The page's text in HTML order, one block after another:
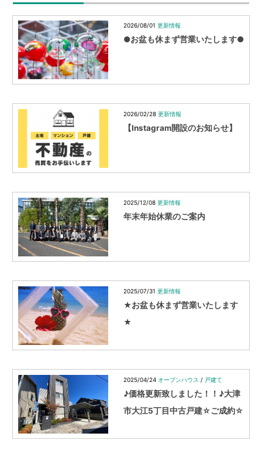
ョ
ン
2026/08/01 更新情報
●お盆も休まず営業いたします●
2026/02/28 更新情報
【Instagram開設のお知らせ】
2025/12/08 更新情報
年末年始休業のご案内
2025/07/31 更新情報
★お盆も休まず営業いたします
★
2025/04/24 オープンハウス / 戸建て
♪価格更新致しました！！♪大津
市大江5丁目中古戸建☆ご成約☆